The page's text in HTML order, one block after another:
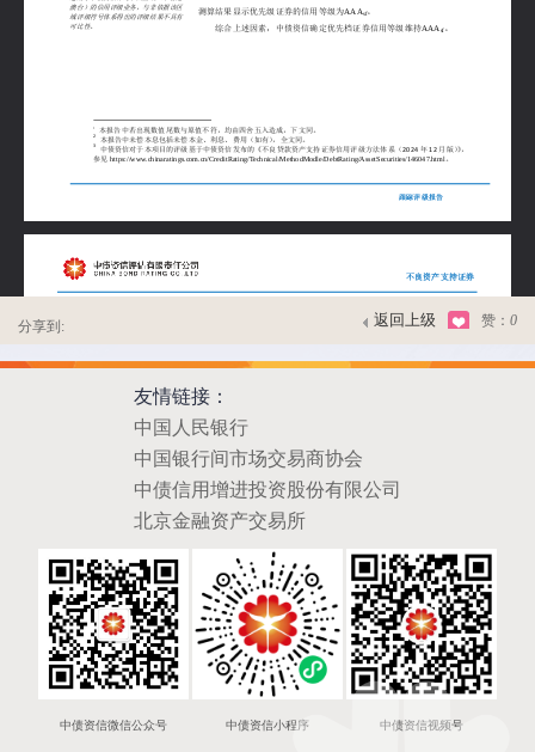
分享到: 返回上级 赞： 0
友情链接：
中国人民银行
中国银行间市场交易商协会
中债信用增进投资股份有限公司
北京金融资产交易所
中债资信微信公众号 中债资信小程序 中债资信视频号